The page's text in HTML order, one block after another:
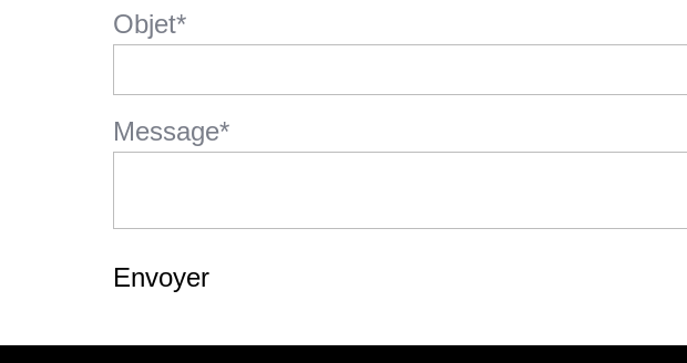
Objet*
Message*
Envoyer